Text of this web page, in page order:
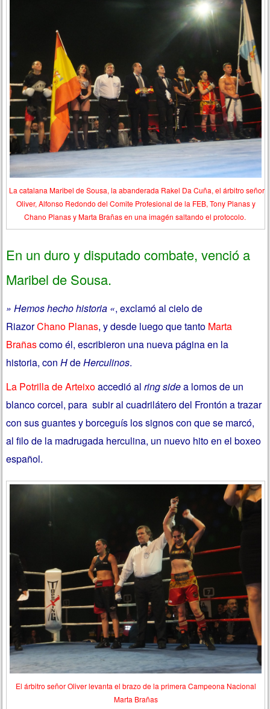
La catalana Maribel de Sousa, la abanderada Rakel Da Cuña, el árbitro señor
Oliver, Alfonso Redondo del Comite Profesional de la FEB, Tony Planas y
Chano Planas y Marta Brañas en una imagén saltando el protocolo.
En un duro y disputado combate, venció a
Maribel de Sousa.
» Hemos hecho historia «, exclamó al cielo de
RiazorChano Planas, y desde luego que tanto Marta
Brañascomo él, escribieron una nueva página en la
historia, conHdeHerculinos.
La Potrilla de Arteixoaccedió alring sidea lomos de un
blanco corcel, para subir al cuadrilátero del Frontón a trazar
con sus guantes y borceguís los signos con que se marcó,
al filo de la madrugada herculina, un nuevo hito en el boxeo
español.
El árbitro señor Oliver levanta el brazo de la primera Campeona Nacional
Marta Brañas